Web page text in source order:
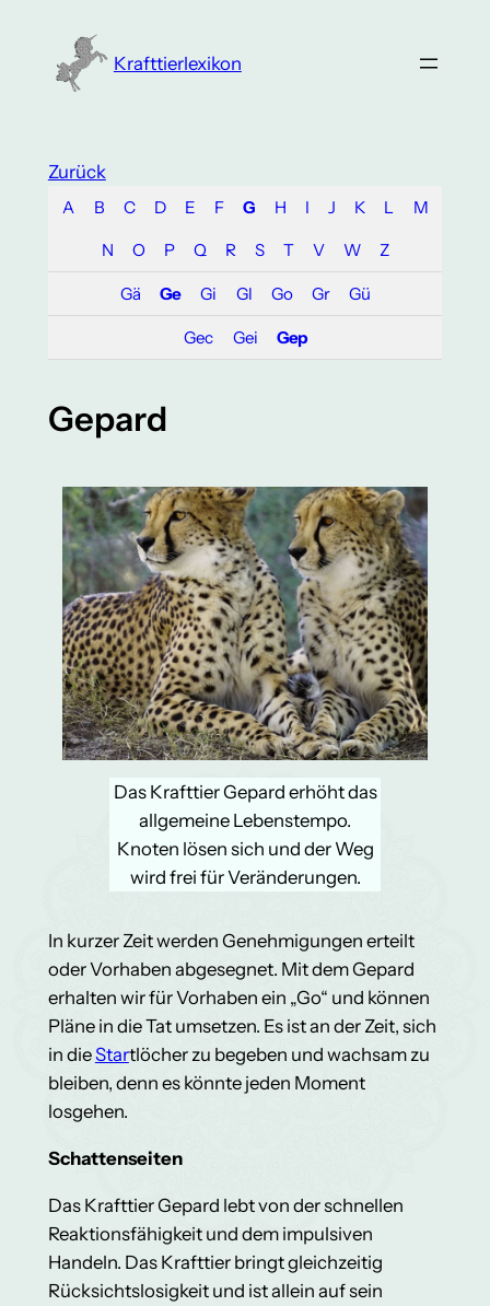
springen
Krafttierlexikon
Zurück
A B C D E F G H I J K L M
N O P Q R S T V W Z
Gä Ge Gi Gl Go Gr Gü
Gec Gei Gep
Gepard
Das Krafttier Gepard erhöht das
allgemeine Lebenstempo.
Knoten lösen sich und der Weg
wird frei für Veränderungen.
In kurzer Zeit werden Genehmigungen erteilt
oder Vorhaben abgesegnet. Mit dem Gepard
erhalten wir für Vorhaben ein „Go“ und können
Pläne in die Tat umsetzen. Es ist an der Zeit, sich
in dieStartlöcher zu begeben und wachsam zu
bleiben, denn es könnte jeden Moment
losgehen.
Schattenseiten
Das Krafttier Gepard lebt von der schnellen
Reaktionsfähigkeit und dem impulsiven
Handeln. Das Krafttier bringt gleichzeitig
Rücksichtslosigkeit und ist allein auf sein